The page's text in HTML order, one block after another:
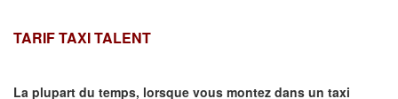
TARIF TAXI TALENT
La plupart du temps, lorsque vous montez dans un taxi